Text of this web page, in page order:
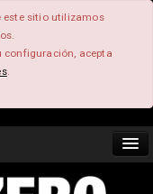
este sitio utilizamos
acepta
.